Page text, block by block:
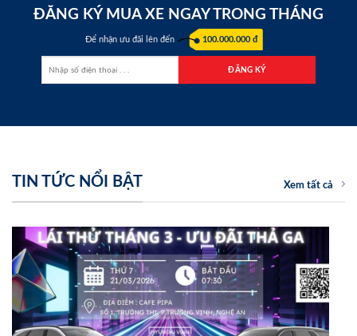
ĐĂNG KÝ MUA XE NGAY TRONG THÁNG
Để nhận ưu đãi lên đến 100.000.000 đ
TIN TỨC NỔI BẬT Xem tất cả